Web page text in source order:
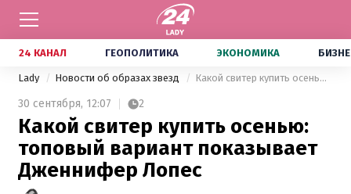
24 КАНАЛ ГЕОПОЛИТИКА ЭКОНОМИКА
Lady Новости об образах звезд Какой свитер купить осенью: топовый вариант показывает Дженнифер Лопес
30 сентября, 12:07 2
Какой свитер купить осенью:
топовый вариант показывает
Дженнифер Лопес